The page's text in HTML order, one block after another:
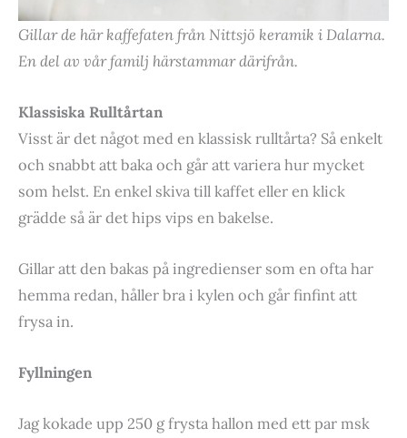
Gillar de här kaffefaten från Nittsjö keramik i Dalarna.
En del av vår familj härstammar därifrån.
Klassiska Rulltårtan
Visst är det något med en klassisk rulltårta? Så enkelt
och snabbt att baka och går att variera hur mycket
som helst. En enkel skiva till kaffet eller en klick
grädde så är det hips vips en bakelse.
Gillar att den bakas på ingredienser som en ofta har
hemma redan, håller bra i kylen och går finfint att
frysa in.
Fyllningen
Jag kokade upp 250 g frysta hallon med ett par msk